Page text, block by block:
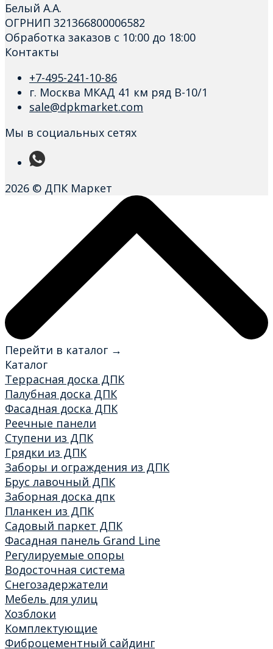
Белый А.А.
ОГРНИП 321366800006582
Обработка заказов с 10:00 до 18:00
Контакты
+7-495-241-10-86
г. Москва МКАД 41 км ряд В-10/1
sale@dpkmarket.com
Мы в социальных сетях
2026 © ДПК Маркет
Перейти в каталог →
Каталог
Террасная доска ДПК
Палубная доска ДПК
Фасадная доска ДПК
Реечные панели
Ступени из ДПК
Грядки из ДПК
Заборы и ограждения из ДПК
Брус лавочный ДПК
Заборная доска дпк
Планкен из ДПК
Садовый паркет ДПК
Фасадная панель Grand Line
Регулируемые опоры
Водосточная система
Снегозадержатели
Мебель для улиц
Хозблоки
Комплектующие
Фиброцементный сайдинг